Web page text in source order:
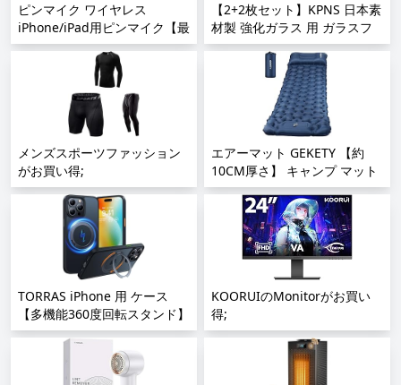
ピンマイク ワイヤレス
iPhone/iPad用ピンマイク【最
新バージョン】ワイヤレスマ
イク 360°集音 瞬時接続 ノイ
ズ軽減 Type-C充電 最大20M
伝送 プラグ＆プレイ APP不要
Bluetooth不要 8時間連続使用
超ミニ クリップ式 撮影用
Vlog撮影/動画配信/生放送等
に対応;
【2+2枚セット】KPNS 日本素
材製 強化ガラス 用 ガラスフ
ィルム カメラフィルム カバー
保護フィルム;
メンズスポーツファッション
がお買い得;
エアーマット GEKETY 【約
10CM厚さ】 キャンプ マット
車中泊マット 足踏み式 無限連
結可能 枕付き エアマット キ
ャンプ 災害マット キャンプ用
品 テントマット 車中泊 厚手
軽量 コンパクト 防水防潮 持
ち運び便利 簡単収納 収納袋付
き;
TORRAS iPhone 用 ケース
【多機能360度回転スタンド】
縦横両対応 Halbachマグネッ
ト搭載 MagSafe対応 米軍MIL
規格耐衝撃 リング 指紋防止;
KOORUIのMonitorがお買い
得;